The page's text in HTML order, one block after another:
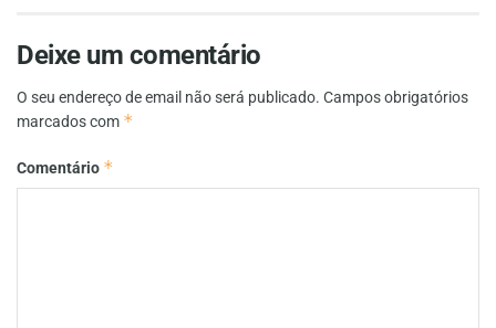
Deixe um comentário
O seu endereço de email não será publicado. Campos obrigatórios
marcados com *
Comentário *